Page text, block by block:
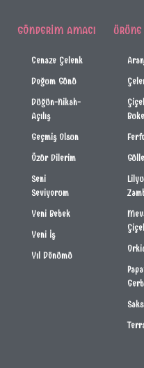
GÖNDERIM AMACI
Cenaze Çelenk
Doğum Günü
Düğün-Nikah-
Açılış
Geçmiş Olsun
Özür Dilerim
Seni
Seviyorum
Yeni Bebek
Yeni İş
Yıl Dönümü
ÜRÜNE